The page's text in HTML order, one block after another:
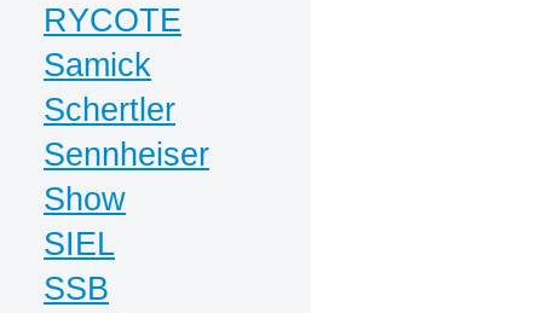
RYCOTE
Samick
Schertler
Sennheiser
Show
SIEL
SSB